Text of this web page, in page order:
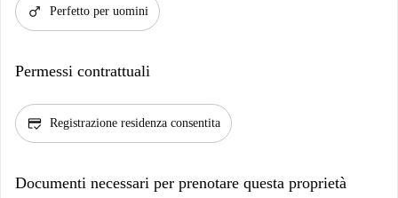
male Perfetto per uomini
Permessi contrattuali
credit_score Registrazione residenza consentita
Documenti necessari per prenotare questa proprietà